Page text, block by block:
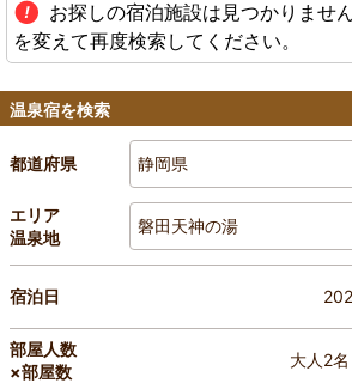
お探しの宿泊施設は見つかりませ
を変えて再度検索してください。
温泉宿を検索
都道府県 静岡県
エリア
温泉地
磐田天神の湯
宿泊日
部屋人数
×部屋数
大人2